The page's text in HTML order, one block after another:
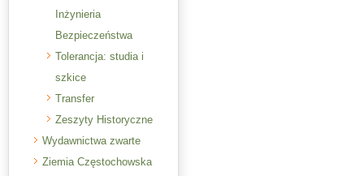
Inżynieria
Bezpieczeństwa
Tolerancja: studia i
szkice
Transfer
Zeszyty Historyczne
Wydawnictwa zwarte
Ziemia Częstochowska